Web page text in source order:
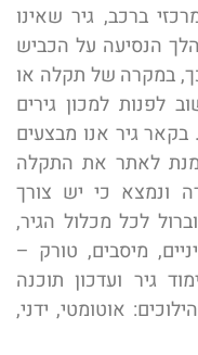
ברכב, גיר שאינו
הנסיעה על הכביש
במקרה של תקלה או
לפנות למכון גירים
גיר אנו מבצעים
לאתר את התקלה
ונמצא כי יש צורך
לכל מכלול הגיר,
מיסבים, טורק –
גיר ועדכון תוכנה
אוטומטי, ידני,